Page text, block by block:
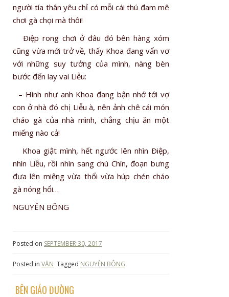
người tía thân yêu chỉ có mỗi cái thú đam mê
chơi gà chọi mà thôi!
Ðiệp rong chơi ở đâu đó bên hàng xóm
cũng vừa mới trở về, thấy Khoa đang vẩn vơ
với những suy tưởng của mình, nàng bèn
bước đến lay vai Liễu:
– Hình như anh Khoa đang bận nhớ tới vợ
con ở nhà đó chị Liễu à, nên ảnh chê cái món
cháo gà của nhà mình, chẳng chịu ăn một
miếng nào cả!
Khoa giật mình, hết ngước lên nhìn Ðiệp,
nhìn Liễu, rồi nhìn sang chú Chín, đoạn bưng
đưa lên miệng vừa thổi vừa húp chén cháo
gà nóng hổi…
NGUYÊN BÔNG
Posted on SEPTEMBER 30, 2017
Posted in VĂN Tagged NGUYÊN BÔNG
BÊN GIÁO ĐƯỜNG